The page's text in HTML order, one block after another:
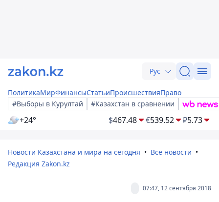
Рус
ПолитикаМирФинансыСтатьиПроисшествияПраво
#Выборы в Курултай
#Казахстан в сравнении
+24° $467.48 €539.52 ₽5.73
Новости Казахстана и мира на сегодня
Все новости
Редакция Zakon.kz
07:47, 12 сентября 2018